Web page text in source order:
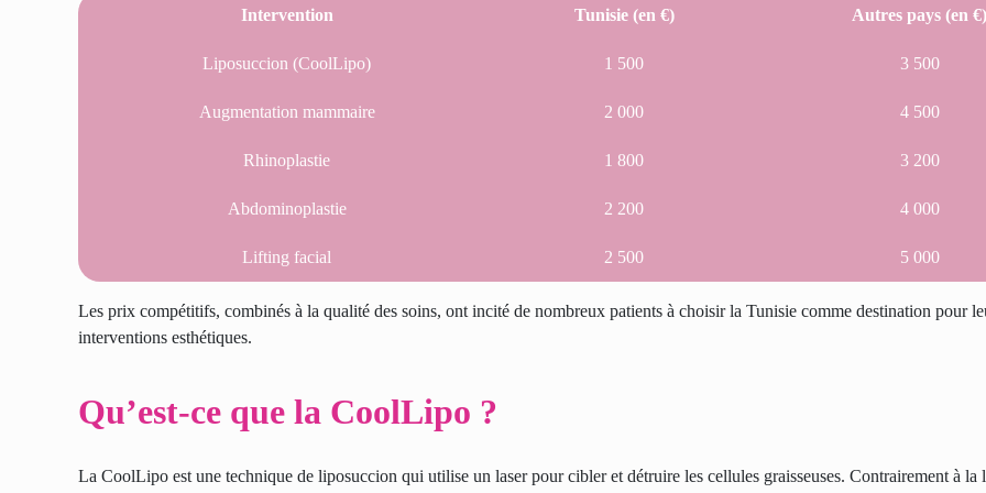
Intervention Tunisie (en €) Autres pays (en €)
Liposuccion (CoolLipo) 1 500 3 500
Augmentation mammaire 2 000 4 500
Rhinoplastie 1 800 3 200
Abdominoplastie 2 200 4 000
Lifting facial 2 500 5 000
Les prix compétitifs, combinés à la qualité des soins, ont incité de nombreux patients à choisir la Tunisie comme destination pour
interventions esthétiques.
Qu’est-ce que la CoolLipo ?
La CoolLipo est une technique de liposuccion qui utilise un laser pour cibler et détruire les cellules graisseuses. Contrairement à la